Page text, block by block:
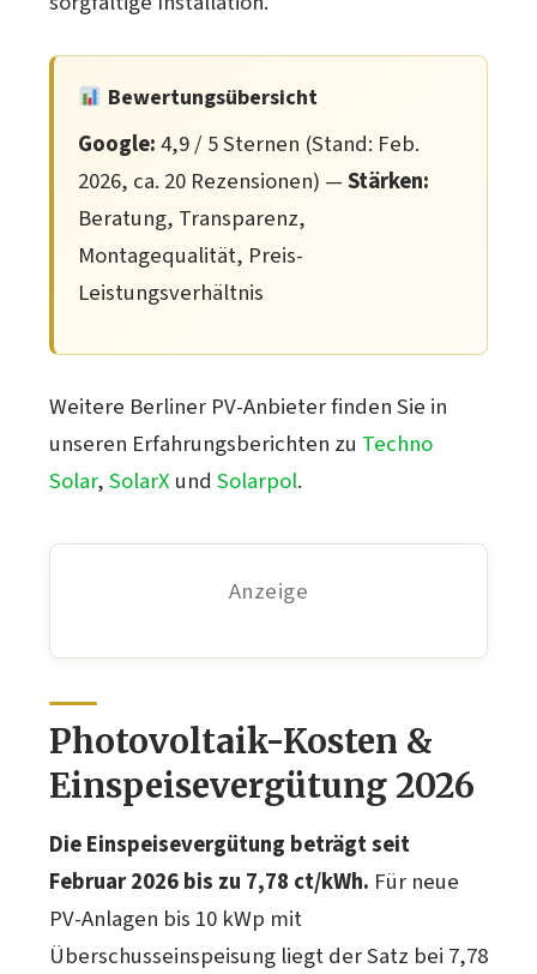
Bewertungsübersicht
Google:4,9 / 5 Sternen (Stand: Feb.
2026, ca. 20 Rezensionen) —Stärken:
Beratung, Transparenz,
Montagequalität, Preis-
Leistungsverhältnis
Weitere Berliner PV-Anbieter finden Sie in
unseren Erfahrungsberichten zu Techno
Solar,SolarX und Solarpol.
Anzeige
Photovoltaik-Kosten &
Einspeisevergütung 2026
Die Einspeisevergütung beträgt seit
Februar 2026 bis zu 7,78 ct/kWh. Für neue
PV-Anlagen bis 10 kWp mit
Überschusseinspeisung liegt der Satz bei 7,78